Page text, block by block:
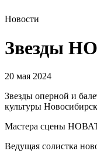
Новости
Звезды
20 мая 2024
Звезды оперной и
культуры
Мастера сцены
Ведущая солистка